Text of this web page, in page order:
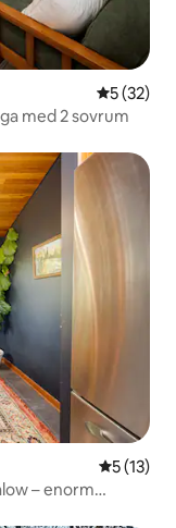
5 av 5 i
5 (32)
med 2 sovrum
5 av 5 i
5 (13)
– enorm